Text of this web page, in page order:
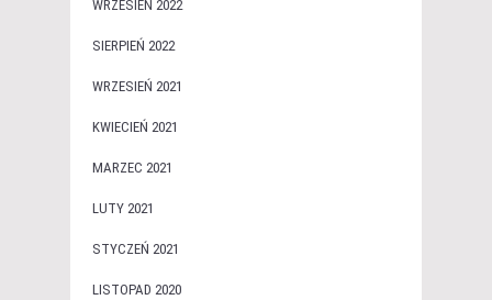
WRZESIEŃ 2022
SIERPIEŃ 2022
WRZESIEŃ 2021
KWIECIEŃ 2021
MARZEC 2021
LUTY 2021
STYCZEŃ 2021
LISTOPAD 2020